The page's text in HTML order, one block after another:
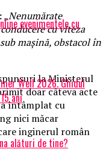
„Nenumărate
cu viteza
maşină, obstacol în
la Ministerul
doar câteva acte
a întâmplat cu
nici măcar
inginerul român
evenimentele cu
Well 2026. Ghidul
ani
alături de tine?